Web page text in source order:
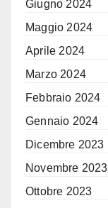
Giugno 2024
Maggio 2024
Aprile 2024
Marzo 2024
Febbraio 2024
Gennaio 2024
Dicembre 2023
Novembre 2023
Ottobre 2023